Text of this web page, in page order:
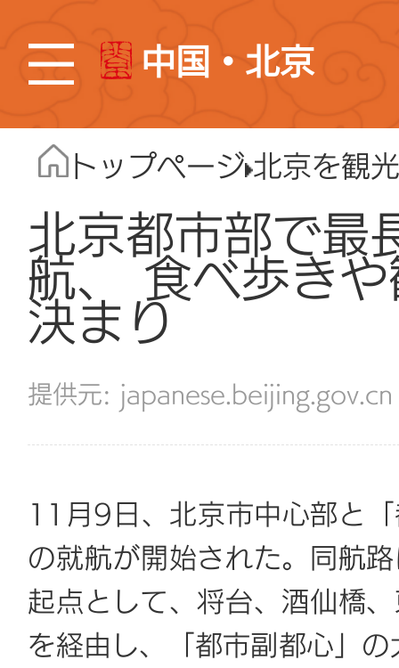
中国・北京
トップページ 北京を観
北京都市部で最
航、 食べ歩き
決まり
japanese.beijing.gov.cn
11月9日、北京市中心部と
の就航が開始された。同航
起点として、将台、酒仙橋
を経由し、「都市副都心」